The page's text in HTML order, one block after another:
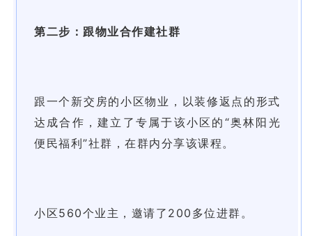
第二步：跟物业合作建社群
跟一个新交房的小区物业，以装修返点的形式
达成合作，建立了专属于该小区的“奥林阳光
便民福利”社群，在群内分享该课程。
小区560个业主，邀请了200多位进群。